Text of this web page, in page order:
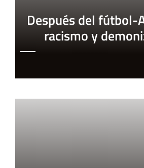
Después del fútbol-
racismo y